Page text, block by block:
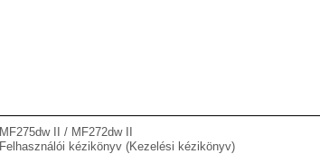
MF275dw II / MF272dw II
Felhasználói kézikönyv (Kezelési kézikönyv)